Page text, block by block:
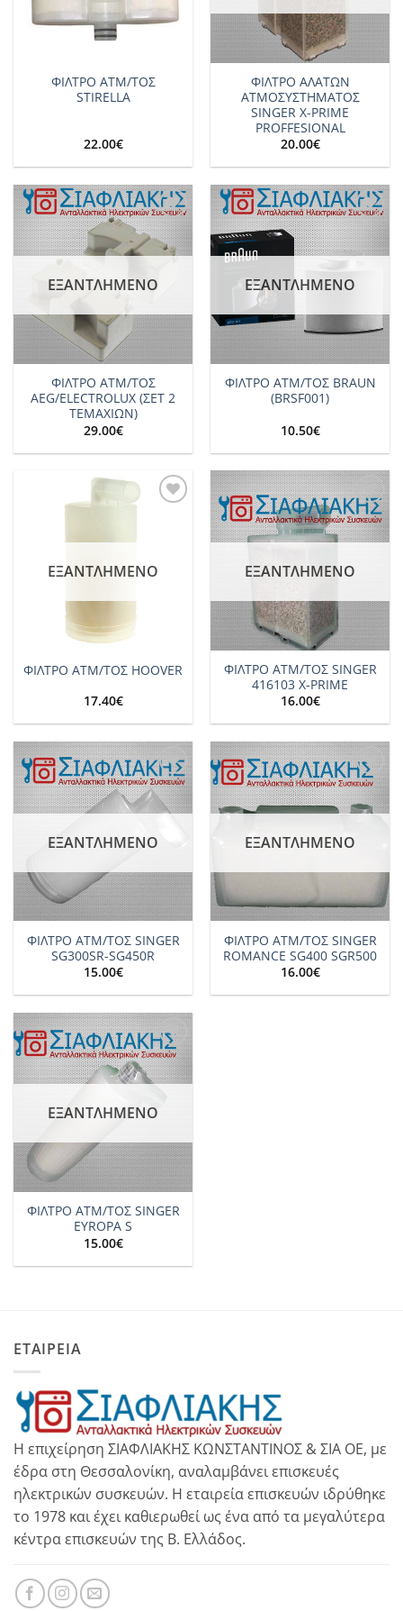
ΦΙΛΤΡΟ ΑΤΜ/ΤΟΣ
STIRELLA
22.00€
ΦΙΛΤΡΟ ΑΛΑΤΩΝ
ΑΤΜΟΣΥΣΤΗΜΑΤΟΣ
SINGER X-PRIME
PROFFESIONAL
20.00€
Add to
wishlist
ΕΞΑΝΤΛΗΜΈΝΟ
ΦΙΛΤΡΟ ΑΤΜ/ΤΟΣ
AEG/ELECTROLUX (ΣΕΤ 2
ΤΕΜΑΧΙΩΝ)
29.00€
Add to
wishlist
ΕΞΑΝΤΛΗΜΈΝΟ
ΦΙΛΤΡΟ ΑΤΜ/ΤΟΣ BRAUN
(BRSF001)
10.50€
ΕΞΑΝΤΛΗΜΈΝΟ
ΦΙΛΤΡΟ ΑΤΜ/ΤΟΣ HOOVER
17.40€
Add to
wishlist
ΕΞΑΝΤΛΗΜΈΝΟ
ΦΙΛΤΡΟ ΑΤΜ/ΤΟΣ SINGER
416103 X-PRIME
16.00€
Add to
wishlist
ΕΞΑΝΤΛΗΜΈΝΟ
ΦΙΛΤΡΟ ΑΤΜ/ΤΟΣ SINGER
SG300SR-SG450R
15.00€
Add to
wishlist
ΕΞΑΝΤΛΗΜΈΝΟ
ΦΙΛΤΡΟ ΑΤΜ/ΤΟΣ SINGER
ROMANCE SG400 SGR500
16.00€
Add to
wishlist
ΕΞΑΝΤΛΗΜΈΝΟ
ΦΙΛΤΡΟ ΑΤΜ/ΤΟΣ SINGER
EYROPA S
15.00€
ΕΤΑΙΡΕΙΑ
Η επιχείρηση ΣΙΑΦΛΙΑΚΗΣ ΚΩΝΣΤΑΝΤΙΝΟΣ & ΣΙΑ ΟΕ, με
έδρα στη Θεσσαλονίκη, αναλαμβάνει επισκευές
ηλεκτρικών συσκευών. Η εταιρεία επισκευών ιδρύθηκε
το 1978 και έχει καθιερωθεί ως ένα από τα μεγαλύτερα
κέντρα επισκευών της Β. Ελλάδος.